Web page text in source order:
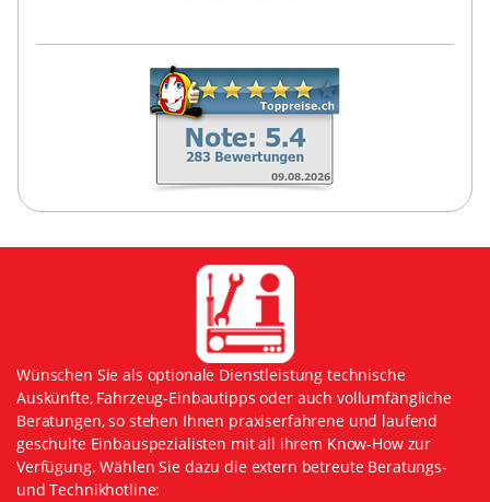
Wünschen Sie als optionale Dienstleistung technische
Auskünfte, Fahrzeug-Einbautipps oder auch vollumfängliche
Beratungen, so stehen Ihnen praxiserfahrene und laufend
geschulte Einbauspezialisten mit all ihrem Know-How zur
Verfügung. Wählen Sie dazu die extern betreute Beratungs-
und Technikhotline: